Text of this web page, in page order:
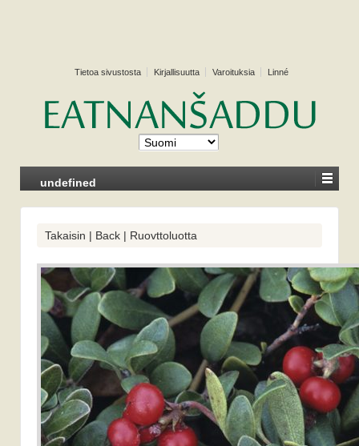
Tietoa sivustosta Kirjallisuutta Varoituksia Linné
undefined
Takaisin | Back | Ruovttoluotta